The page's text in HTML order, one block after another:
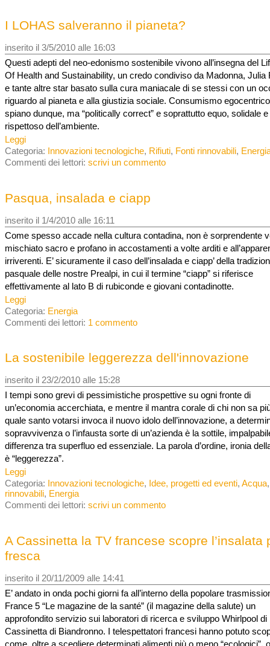
I LOHAS salveranno il pianeta?
inserito il 3/5/2010 alle 16:03
Questi adepti del neo-edonismo sostenibile vivono all’insegna del
Of Health and Sustainability, un credo condiviso da Madonna, Julia
e tante altre star basato sulla cura maniacale di se stessi con un
riguardo al pianeta e alla giustizia sociale. Consumismo
spiano dunque, ma “politically correct” e soprattutto equo, solidale e
rispettoso dell’ambiente.
Leggi
Categoria: Innovazioni tecnologiche, Rifiuti, Fonti rinnovabili,
Commenti dei lettori: scrivi un commento
Pasqua, insalada e ciapp
inserito il 1/4/2010 alle 16:11
Come spesso accade nella cultura contadina, non è sorprendente
mischiato sacro e profano in accostamenti a volte arditi e
irriverenti. E’ sicuramente il caso dell’insalada e ciapp’ della
pasquale delle nostre Prealpi, in cui il termine “ciapp” si riferisce
effettivamente al lato B di rubiconde e giovani contadinotte.
Leggi
Categoria: Energia
Commenti dei lettori: 1 commento
La sostenibile leggerezza dell'innovazione
inserito il 23/2/2010 alle 15:28
I tempi sono grevi di pessimistiche prospettive su ogni fronte di
un’economia accerchiata, e mentre il mantra corale di chi non sa
quale santo votarsi invoca il nuovo idolo dell’innovazione, a
sopravvivenza o l’infausta sorte di un’azienda è la sottile,
differenza tra superfluo ed essenziale. La parola d’ordine, ironia
è “leggerezza”.
Leggi
Categoria: Innovazioni tecnologiche, Idee, progetti ed eventi, Acqua
rinnovabili, Energia
Commenti dei lettori: scrivi un commento
A Cassinetta la TV francese scopre l’insalata
fresca
inserito il 20/11/2009 alle 14:41
E’ andato in onda pochi giorni fa all’interno della popolare
France 5 “Le magazine de la santé” (il magazine della salute) un
approfondito servizio sui laboratori di ricerca e sviluppo Whirlpool di
Cassinetta di Biandronno. I telespettatori francesi hanno potuto